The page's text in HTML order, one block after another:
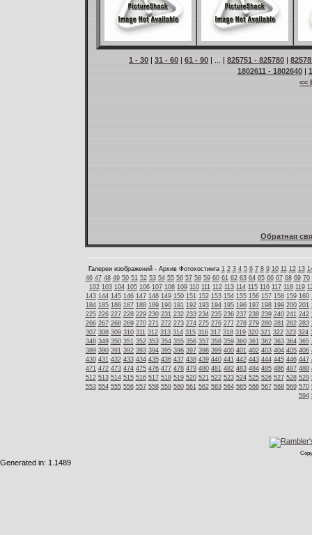
1 - 30 | 31 - 60 | 61 - 90 | ... | 825751 - 825780 |
1802611 - 1802640|
<<
Обратная
Галереи изображений - Архив Фотохостинга 1 2 3 4 5 6 7 8 9 10 11 12 13
46 47 48 49 50 51 52 53 54 55 56 57 58 59 60 61 62 63 64 65 66 67 68 69 70
102 103 104 105 106 107 108 109 110 111 112 113 114 115 116 117 118 119
143 144 145 146 147 148 149 150 151 152 153 154 155 156 157 158 159 160
184 185 186 187 188 189 190 191 192 193 194 195 196 197 198 199 200 201
225 226 227 228 229 230 231 232 233 234 235 236 237 238 239 240 241 242
266 267 268 269 270 271 272 273 274 275 276 277 278 279 280 281 282 283
307 308 309 310 311 312 313 314 315 316 317 318 319 320 321 322 323 324
348 349 350 351 352 353 354 355 356 357 358 359 360 361 362 363 364 365
389 390 391 392 393 394 395 396 397 398 399 400 401 402 403 404 405 406
430 431 432 433 434 435 436 437 438 439 440 441 442 443 444 445 446 447
471 472 473 474 475 476 477 478 479 480 481 482 483 484 485 486 487 488
512 513 514 515 516 517 518 519 520 521 522 523 524 525 526 527 528 529
553 554 555 556 557 558 559 560 561 562 563 564 565 566 567 568 569 570
594
Generated in: 1.1489